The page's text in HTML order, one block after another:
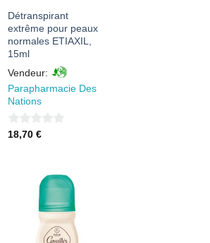
Détranspirant
extrême pour peaux
normales ETIAXIL,
15ml
Vendeur:
Parapharmacie Des
Nations
0
18,70 €
AJOUTER
À MES
FAVORIS